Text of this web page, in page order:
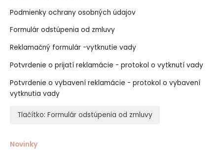
Podmienky ochrany osobných údajov
Formulár odstúpenia od zmluvy
Reklamačný formulár -vytknutie vady
Potvrdenie o prijatí reklamácie - protokol o vytknutí vady
Potvrdenie o vybavení reklamácie - protokol o vybavení
vytknutia vady
Tlačítko: Formulár odstúpenia od zmluvy
Novinky